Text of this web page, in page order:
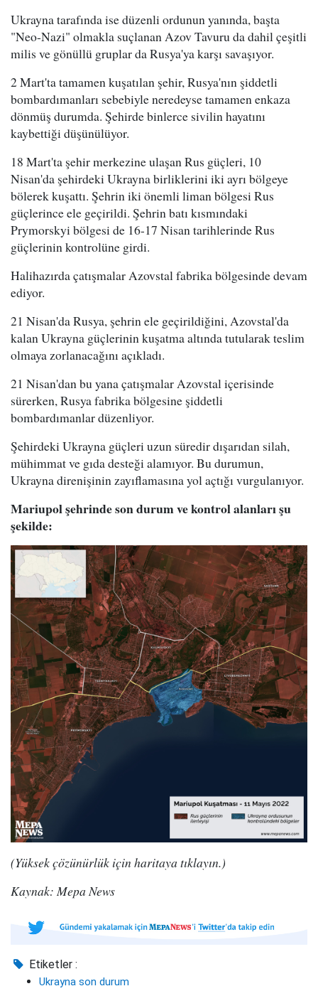
Ukrayna tarafında ise düzenli ordunun yanında, başta
"Neo-Nazi" olmakla suçlanan Azov Tavuru da dahil çeşitli
milis ve gönüllü gruplar da Rusya'ya karşı savaşıyor.
2 Mart'ta tamamen kuşatılan şehir, Rusya'nın şiddetli
bombardımanları sebebiyle neredeyse tamamen enkaza
dönmüş durumda. Şehirde binlerce sivilin hayatını
kaybettiği düşünülüyor.
18 Mart'ta şehir merkezine ulaşan Rus güçleri, 10
Nisan'da şehirdeki Ukrayna birliklerini iki ayrı bölgeye
bölerek kuşattı. Şehrin iki önemli liman bölgesi Rus
güçlerince ele geçirildi. Şehrin batı kısmındaki
Prymorskyi bölgesi de 16-17 Nisan tarihlerinde Rus
güçlerinin kontrolüne girdi.
Halihazırda çatışmalar Azovstal fabrika bölgesinde devam
ediyor.
21 Nisan'da Rusya, şehrin ele geçirildiğini, Azovstal'da
kalan Ukrayna güçlerinin kuşatma altında tutularak teslim
olmaya zorlanacağını açıkladı.
21 Nisan'dan bu yana çatışmalar Azovstal içerisinde
sürerken, Rusya fabrika bölgesine şiddetli
bombardımanlar düzenliyor.
Şehirdeki Ukrayna güçleri uzun süredir dışarıdan silah,
mühimmat ve gıda desteği alamıyor. Bu durumun,
Ukrayna direnişinin zayıflamasına yol açtığı vurgulanıyor.
Mariupol şehrinde son durum ve kontrol alanları şu
şekilde:
(Yüksek çözünürlük için haritaya tıklayın.)
Kaynak: Mepa News
Etiketler :
Ukrayna son durum